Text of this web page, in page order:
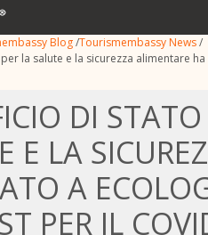
Blog/Tourismembassy News/
la salute e la sicurezza alimentare
DI
E LA
A
PER IL